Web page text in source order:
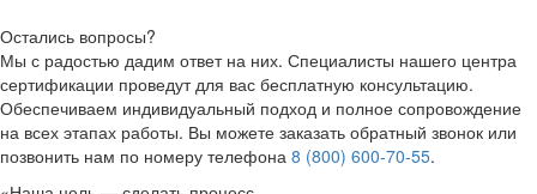
Остались вопросы?
Мы с радостью дадим ответ на них. Специалисты нашего центра
сертификации проведут для вас бесплатную консультацию.
Обеспечиваем индивидуальный подход и полное сопровождение
на всех этапах работы. Вы можете заказать обратный звонок или
позвонить нам по номеру телефона 8 (800) 600-70-55.